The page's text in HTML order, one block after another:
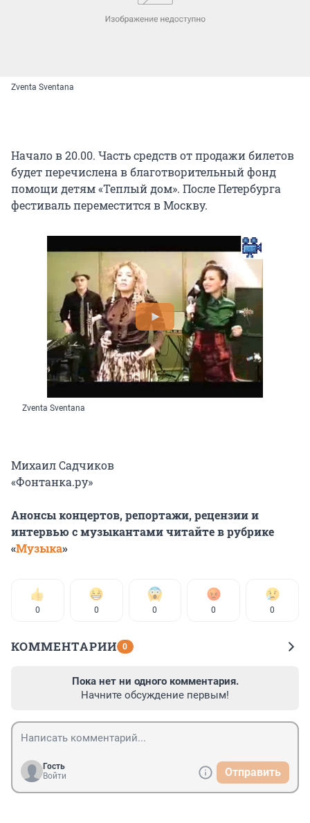
Zventa Sventana
Начало в 20.00. Часть средств от продажи билетов
будет перечислена в благотворительный фонд
помощи детям «Теплый дом». После Петербурга
фестиваль переместится в Москву.
Zventa Sventana
Михаил Садчиков
«Фонтанка.ру»
Анонсы концертов, репортажи, рецензии и
интервью с музыкантами читайте в рубрике
«Музыка»
0 0 0 0 0
КОММЕНТАРИИ 0
Пока нет ни одного комментария.
Начните обсуждение первым!
Гость
Войти
Отправить